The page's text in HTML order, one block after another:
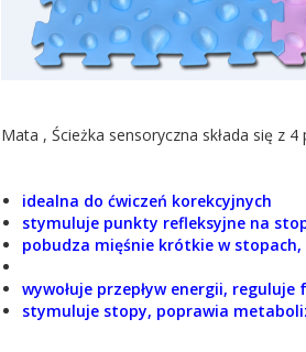
Mata , Ścieżka sensoryczna składa się z
idealna do ćwiczeń korekcyjnych
stymuluje punkty refleksyjne na
pobudza mięśnie krótkie w
wywołuje przepływ energii,
stymuluje stopy, poprawia